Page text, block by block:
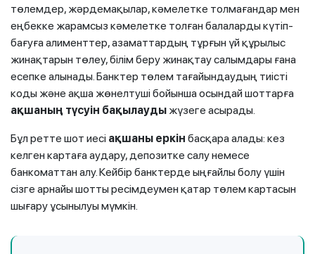
төлемдер, жәрдемақылар, кәмелетке толмағандар мен
еңбекке жарамсыз кәмелетке толған балаларды күтіп-
бағуға алименттер, азаматтардың тұрғын үй құрылыс
жинақтарын төлеу, білім беру жинақтау салымдары ғана
есепке алынады. Банктер төлем тағайындаудың тиісті
коды және ақша жөнелтуші бойынша осындай шоттарға
ақшаның түсуін бақылауды жүзеге асырады.
Бұл ретте шот иесі ақшаны еркін басқара алады: кез
келген картаға аудару, депозитке салу немесе
банкоматтан алу. Кейбір банктерде ыңғайлы болу үшін
сізге арнайы шотты ресімдеумен қатар төлем картасын
шығару ұсынылуы мүмкін.